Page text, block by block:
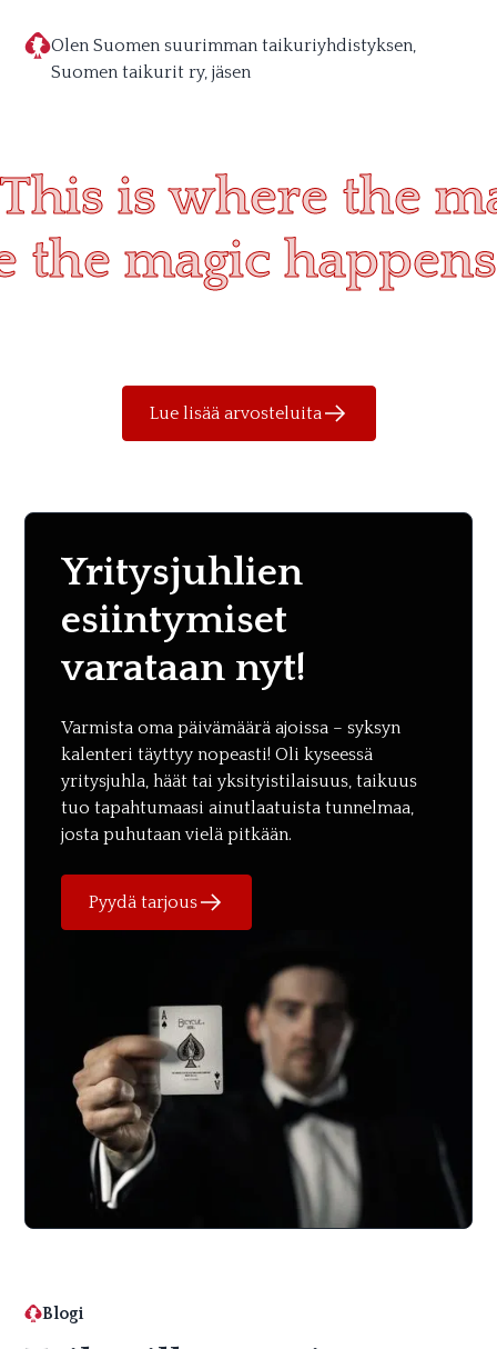
Olen Suomen suurimman taikuriyhdistyksen,
Suomen taikurit ry, jäsen
This is where the
the magic happens
Lue lisää arvosteluita
Yritysjuhlien
esiintymiset
varataan nyt!
Varmista oma päivämäärä ajoissa – syksyn
kalenteri täyttyy nopeasti! Oli kyseessä
yritysjuhla, häät tai yksityistilaisuus, taikuus
tuo tapahtumaasi ainutlaatuista tunnelmaa,
josta puhutaan vielä pitkään.
Pyydä tarjous
Blogi